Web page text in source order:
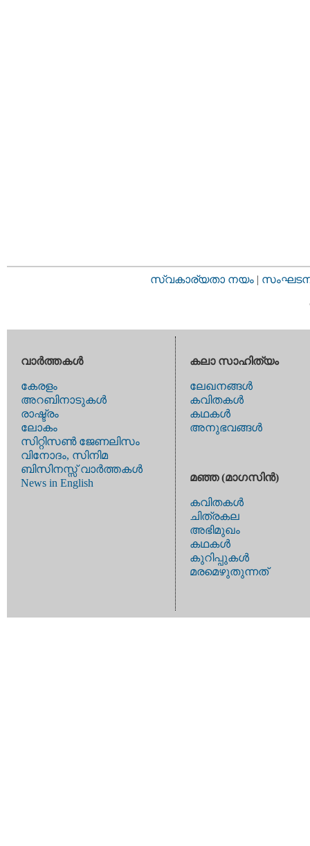
സ്വകാര്യതാ നയം |
വാര്‍ത്തകള്‍
കേരളം
അറബിനാടുകള്‍
രാഷ്ട്രം
ലോകം
സിറ്റിസണ്‍ ജേണലിസം
വിനോദം, സിനിമ
ബിസിനസ്സ് വാര്‍ത്തകള്‍
News in English
കലാ സാഹിത്യം
ലേഖനങ്ങള്‍
കവിതകള്‍
കഥകള്‍
അനുഭവങ്ങള്‍
മഞ്ഞ (മാഗസിന്‍)
കവിതകള്‍
ചിത്രകല
അഭിമുഖം
കഥകള്‍
കുറിപ്പുകള്‍
മരമെഴുതുന്നത്